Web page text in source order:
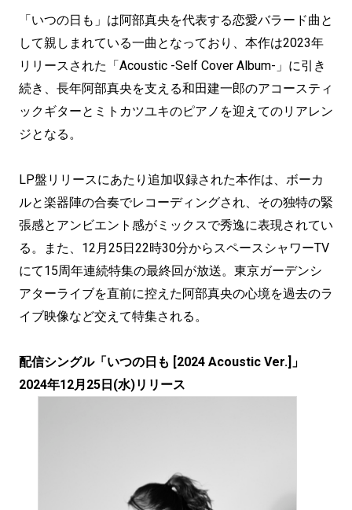
「いつの日も」は阿部真央を代表する恋愛バラード曲と
して親しまれている一曲となっており、本作は2023年
リリースされた「Acoustic -Self Cover Album-」に引き
続き、長年阿部真央を支える和田建一郎のアコースティ
ックギターとミトカツユキのピアノを迎えてのリアレン
ジとなる。
LP盤リリースにあたり追加収録された本作は、ボーカ
ルと楽器陣の合奏でレコーディングされ、その独特の緊
張感とアンビエント感がミックスで秀逸に表現されてい
る。また、12月25日22時30分からスペースシャワーTV
にて15周年連続特集の最終回が放送。東京ガーデンシ
アターライブを直前に控えた阿部真央の心境を過去のラ
イブ映像など交えて特集される。
配信シングル「いつの日も [2024 Acoustic Ver.]」
2024年12月25日(水)リリース